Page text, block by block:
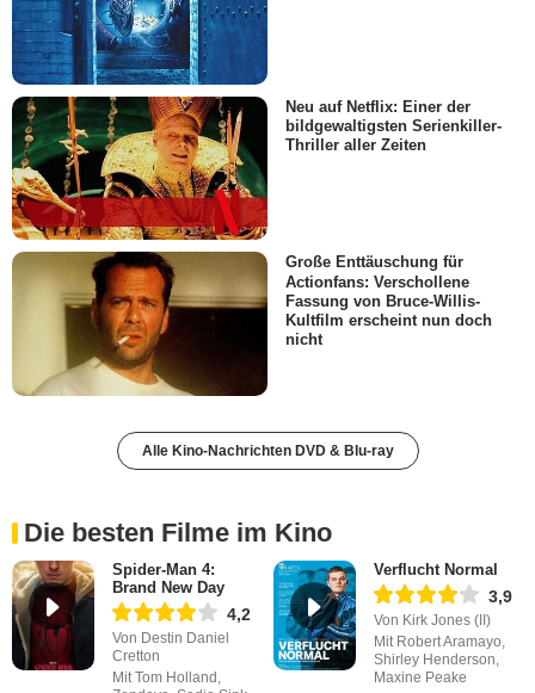
Neu auf Netflix: Einer der
bildgewaltigsten Serienkiller-
Thriller aller Zeiten
Große Enttäuschung für
Actionfans: Verschollene
Fassung von Bruce-Willis-
Kultfilm erscheint nun doch
nicht
Alle Kino-Nachrichten DVD & Blu-ray
Die besten Filme im Kino
Spider-Man 4:
Brand New Day
4,2
Von Destin Daniel
Cretton
Mit Tom Holland,
Verflucht Normal
3,9
Von Kirk Jones (II)
Mit Robert Aramayo,
Shirley Henderson,
Maxine Peake